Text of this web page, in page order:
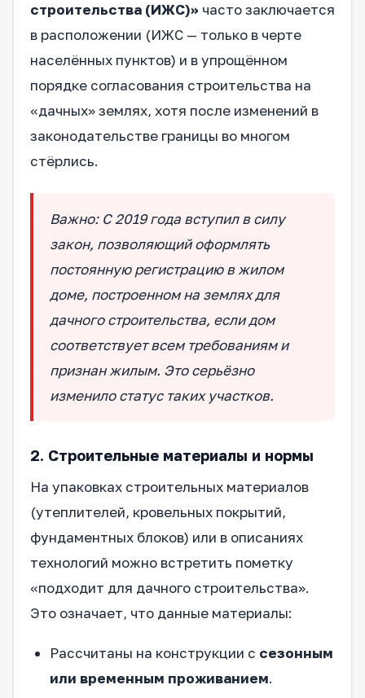
строительства (ИЖС)» часто заключается
в расположении (ИЖС — только в черте
населённых пунктов) и в упрощённом
порядке согласования строительства на
«дачных» землях, хотя после изменений в
законодательстве границы во многом
стёрлись.
Важно: С 2019 года вступил в силу
закон, позволяющий оформлять
постоянную регистрацию в жилом
доме, построенном на землях для
дачного строительства, если дом
соответствует всем требованиям и
признан жилым. Это серьёзно
изменило статус таких участков.
2. Строительные материалы и нормы
На упаковках строительных материалов
(утеплителей, кровельных покрытий,
фундаментных блоков) или в описаниях
технологий можно встретить пометку
«подходит для дачного строительства».
Это означает, что данные материалы:
Рассчитаны на конструкции с сезонным
или временным проживанием.